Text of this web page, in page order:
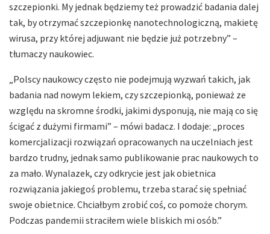
szczepionki. My jednak będziemy też prowadzić badania dalej
tak, by otrzymać szczepionkę nanotechnologiczną, makietę
wirusa, przy której adjuwant nie będzie już potrzebny” –
tłumaczy naukowiec.
„Polscy naukowcy często nie podejmują wyzwań takich, jak
badania nad nowym lekiem, czy szczepionką, ponieważ ze
względu na skromne środki, jakimi dysponują, nie mają co się
ścigać z dużymi firmami” – mówi badacz. I dodaje: „proces
komercjalizacji rozwiązań opracowanych na uczelniach jest
bardzo trudny, jednak samo publikowanie prac naukowych to
za mało. Wynalazek, czy odkrycie jest jak obietnica
rozwiązania jakiegoś problemu, trzeba starać się spełniać
swoje obietnice. Chciałbym zrobić coś, co pomoże chorym.
Podczas pandemii straciłem wiele bliskich mi osób.”